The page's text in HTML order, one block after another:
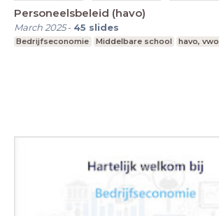
Personeelsbeleid (havo)
March 2025- 45 slides
Bedrijfseconomie Middelbare school havo, vwo